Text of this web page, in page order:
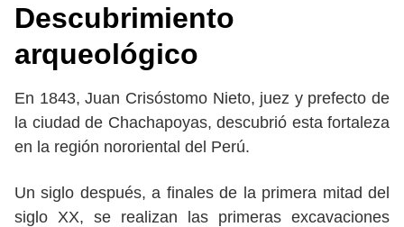
Descubrimiento
arqueológico
En 1843, Juan Crisóstomo Nieto, juez y prefecto de
la ciudad de Chachapoyas, descubrió esta fortaleza
en la región nororiental del Perú.
Un siglo después, a finales de la primera mitad del
siglo XX, se realizan las primeras excavaciones